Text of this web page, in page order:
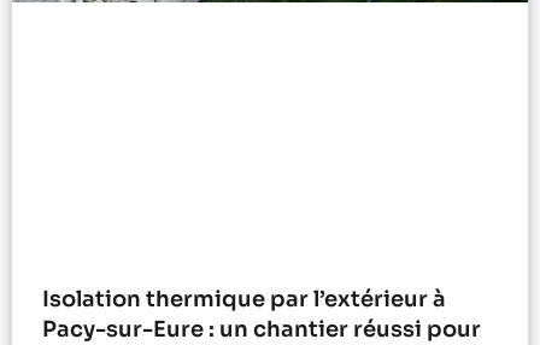
Isolation thermique par l’extérieur à
Pacy-sur-Eure : un chantier réussi pour